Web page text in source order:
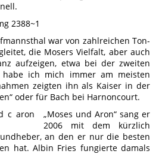
war von zahlreichen Ton-
die Mosers Vielfalt, aber auch
aufzeigen, etwa bei der zweiten
habe ich mich immer am meisten
zeigten ihn als Kaiser in der
oder für Bach bei Harnoncourt.
„Moses und Aron“ sang er
2006 mit dem kürzlich
an den er nur die besten
hat. Albin Fries fungierte damals